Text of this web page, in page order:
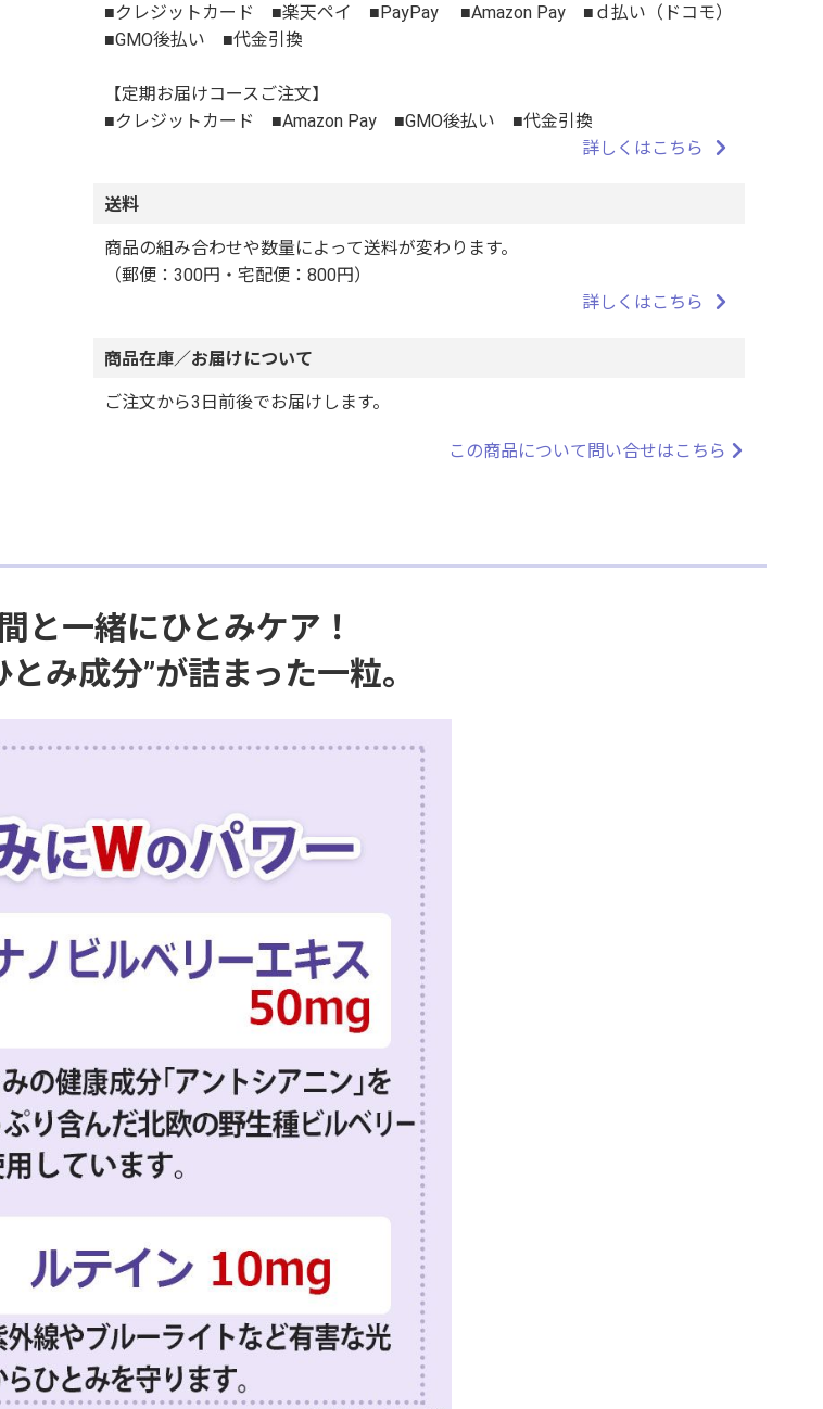
■クレジットカード ■楽天ペイ ■PayPay ■Amazon Pay ■ｄ払い（ドコモ）
■GMO後払い ■代金引換
【定期お届けコースご注文】
■クレジットカード ■Amazon Pay ■GMO後払い ■代金引換
詳しくはこちら
送料
商品の組み合わせや数量によって送料が変わります。
（郵便：300円・宅配便：800円）
詳しくはこちら
商品在庫／お届けについて
ご注文から3日前後でお届けします。
この商品について問い合せはこちら
と一緒にひとみケア！
み成分”が詰まった一粒。